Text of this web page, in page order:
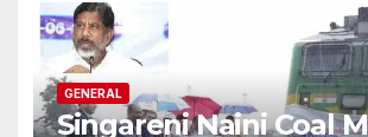
GENERAL
Singareni Naini Coal